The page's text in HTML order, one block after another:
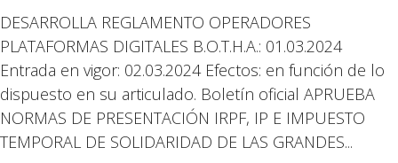
DESARROLLA REGLAMENTO OPERADORES
PLATAFORMAS DIGITALES B.O.T.H.A.: 01.03.2024
Entrada en vigor: 02.03.2024 Efectos: en función de lo
dispuesto en su articulado. Boletín oficial APRUEBA
NORMAS DE PRESENTACIÓN IRPF, IP E IMPUESTO
TEMPORAL DE SOLIDARIDAD DE LAS GRANDES...